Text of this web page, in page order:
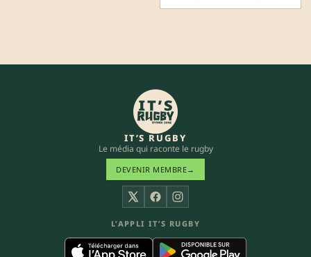
IT’S RUGBY
Le média qui raconte le rugby
DEVENIR MEMBRE→
X FacebookInstagram
L’APPLI IT’S RUGBY